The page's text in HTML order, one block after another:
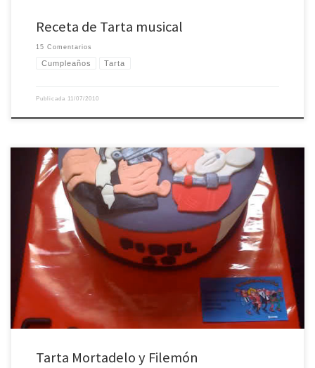
Receta de Tarta musical
15 Comentarios
Cumpleaños Tarta
Publicada 11/07/2010
Fidel cumplía 40 años y todo el mundo quería celebrarlo, hasta los agentes
más famosos de la TIA estuvieron en la fiesta!!!! Esta tarta fue un reto porque
no encontré ni una sola referencia de tarta con esta temática, supongo que
al ser unos personajes españoles, y no ser el […]
Tarta Mortadelo y Filemón